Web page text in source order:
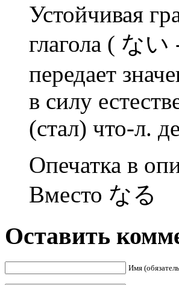
Устойчивая
глагола ( な
передает
в силу
(стал) что-л.
Опечатка в
Вместо な
Оставить
Имя